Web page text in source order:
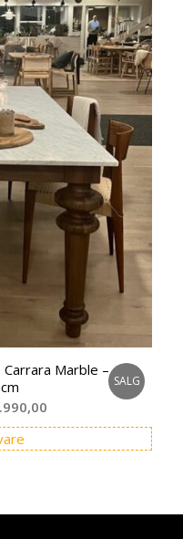
Marble –
Nåværende
pris
er:
SALG